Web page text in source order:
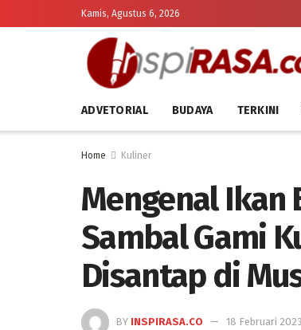
Kamis, Agustus 6, 2026
ADVETORIAL BUDAYA TERKINI
Home Kuliner
Mengenal Ikan
Sambal Gami
Disantap di
BY INSPIRASA.CO 18 Februari 2023